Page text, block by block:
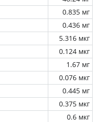
0.835 мг
0.436 мг
5.316 мкг
0.124 мкг
1.67 мг
0.076 мкг
0.445 мг
0.375 мкг
0.6 мкг